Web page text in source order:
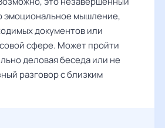
эмоциональное мышление,
документов или
сфере. Может пройти
деловая беседа или не
разговор с близким